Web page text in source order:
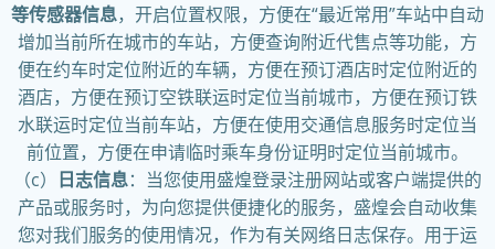
等传感器信息，开启位置权限，方便在“最近常用”车站中自动
增加当前所在城市的车站，方便查询附近代售点等功能，方
便在约车时定位附近的车辆，方便在预订酒店时定位附近的
酒店，方便在预订空铁联运时定位当前城市，方便在预订铁
水联运时定位当前车站，方便在使用交通信息服务时定位当
前位置，方便在申请临时乘车身份证明时定位当前城市。
（c）
日志信息：当您使用盛煌登录注册网站或客户端提供的
产品或服务时，为向您提供便捷化的服务，盛煌会自动收集
您对我们服务的使用情况，作为有关网络日志保存。用于运